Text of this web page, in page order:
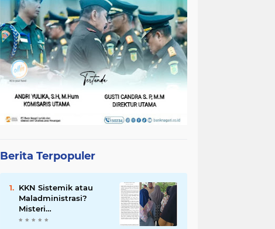
Berita Terpopuler
KKN Sistemik atau
Maladministrasi?
Misteri
"Dikorbankannya" SDN